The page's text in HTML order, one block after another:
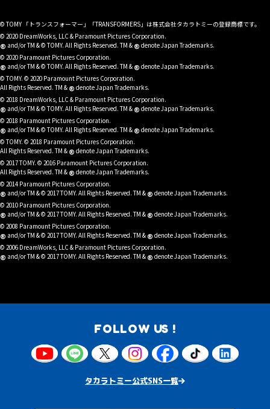
© TOMY 「トランスフォーマー」「TRANSFORMERS」は株式会社タカラトミーの登録商標です。
© 2020 DreamWorks, LLC & Paramount Pictures Corporation.
® and/or TM & © TOMY. All Rights Reserved. TM & ® denote Japan Trademarks.
© 2020 Paramount Pictures Corporation.
® and/or TM & © TOMY. All Rights Reserved. TM & ® denote Japan Trademarks.
© TOMY. © 2020 Paramount Pictures Corporation.
All Rights Reserved. TM & ® denote Japan Trademarks.
© 2018 DreamWorks, LLC & Paramount Pictures Corporation.
® and/or TM & © TOMY. All Rights Reserved. TM & ® denote Japan Trademarks.
© 2018 Paramount Pictures Corporation.
® and/or TM & © TOMY. All Rights Reserved. TM & ® denote Japan Trademarks.
© TOMY. © 2018 Paramount Pictures Corporation.
All Rights Reserved. TM & ® denote Japan Trademarks.
© 2017 TOMY. © 2016 Paramount Pictures Corporation.
All Rights Reserved. TM & ® denote Japan Trademarks.
© 2014 Paramount Pictures Corporation.
® and/or TM & © 2017 TOMY. All Rights Reserved. TM & ® denote Japan Trademarks.
© 2010 Paramount Pictures Corporation.
® and/or TM & © 2017 TOMY. All Rights Reserved. TM & ® denote Japan Trademarks.
© 2008 Paramount Pictures Corporation.
® and/or TM & © 2017 TOMY. All Rights Reserved. TM & ® denote Japan Trademarks.
© 2006 DreamWorks, LLC & Paramount Pictures Corporation.
® and/or TM & © 2017 TOMY. All Rights Reserved. TM & ® denote Japan Trademarks.
FOLLOW US !
タカラトミー公式SNS一覧